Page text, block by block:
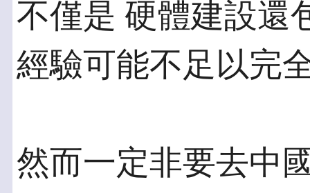
不僅是 硬體建設還
經驗可能不足以完
然而一定非要去中